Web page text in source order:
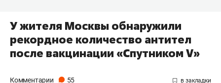
У жителя Москвы обнаружили
рекордное количество антител
после вакцинации «Спутником V»
Комментарии 55